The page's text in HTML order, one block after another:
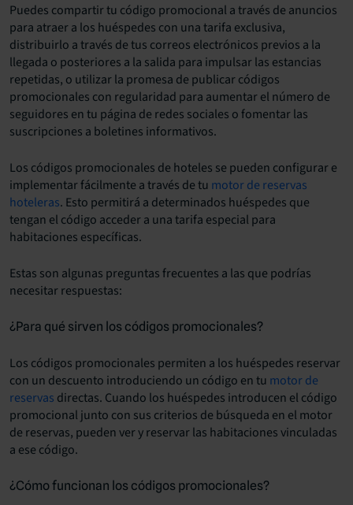
Puedes compartir tu código promocional a través de anuncios
para atraer a los huéspedes con una tarifa exclusiva,
distribuirlo a través de tus correos electrónicos previos a la
llegada o posteriores a la salida para impulsar las estancias
repetidas, o utilizar la promesa de publicar códigos
promocionales con regularidad para aumentar el número de
seguidores en tu página de redes sociales o fomentar las
suscripciones a boletines informativos.
Los códigos promocionales de hoteles se pueden configurar e
implementar fácilmente a través de tu motor de reservas
hoteleras. Esto permitirá a determinados huéspedes que
tengan el código acceder a una tarifa especial para
habitaciones específicas.
Estas son algunas preguntas frecuentes a las que podrías
necesitar respuestas:
¿Para qué sirven los códigos promocionales?
Los códigos promocionales permiten a los huéspedes reservar
con un descuento introduciendo un código en tu motor de
reservas directas. Cuando los huéspedes introducen el código
promocional junto con sus criterios de búsqueda en el motor
de reservas, pueden ver y reservar las habitaciones vinculadas
a ese código.
¿Cómo funcionan los códigos promocionales?